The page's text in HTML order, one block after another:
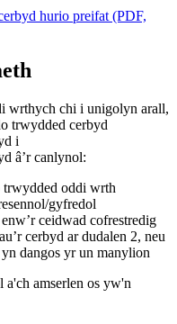
hurio preifat (PDF,
wrthych chi i unigolyn arall,
trwydded cerbyd
i
â’r canlynol:
oddi wrth
gyfredol
ceidwad cofrestredig
cerbyd ar dudalen 2, neu
dangos yr un manylion
amserlen os yw'n